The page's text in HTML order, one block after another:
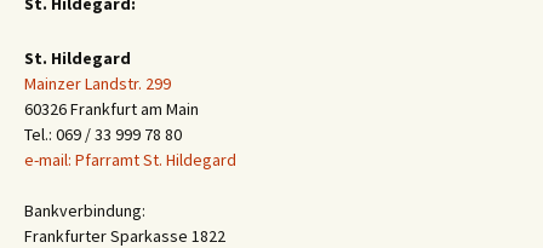
St. Hildegard
Mainzer Landstr. 299
60326 Frankfurt am Main
Tel.: 069 / 33 999 78 80
e-mail: Pfarramt St. Hildegard
Bankverbindung:
Frankfurter Sparkasse 1822